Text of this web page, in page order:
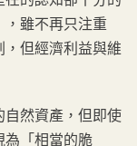
，雖不再只注重
，但經濟利益與維
自然資產，但即使
為「相當的脆